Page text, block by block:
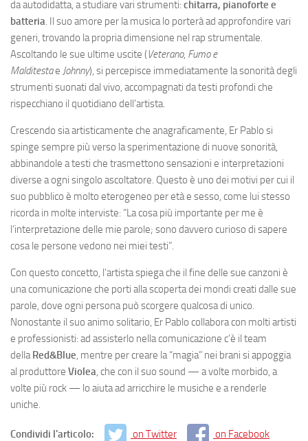
da autodidatta, a studiare vari strumenti: chitarra, pianoforte e
batteria. Il suo amore per la musica lo porterà ad approfondire vari
generi, trovando la propria dimensione nel rap strumentale.
Ascoltando le sue ultime uscite (Veterano, Fumo e
Malditestae Johnny), si percepisce immediatamente la sonorità degli
strumenti suonati dal vivo, accompagnati da testi profondi che
rispecchiano il quotidiano dell’artista.
Crescendo sia artisticamente che anagraficamente, Er Pablo si
spinge sempre più verso la sperimentazione di nuove sonorità,
abbinandole a testi che trasmettono sensazioni e interpretazioni
diverse a ogni singolo ascoltatore. Questo è uno dei motivi per cui il
suo pubblico è molto eterogeneo per età e sesso, come lui stesso
ricorda in molte interviste: “La cosa più importante per me è
l’interpretazione delle mie parole; sono davvero curioso di sapere
cosa le persone vedono nei miei testi”.
Con questo concetto, l’artista spiega che il fine delle sue canzoni è
una comunicazione che porti alla scoperta dei mondi creati dalle sue
parole, dove ogni persona può scorgere qualcosa di unico.
Nonostante il suo animo solitario, Er Pablo collabora con molti artisti
e professionisti: ad assisterlo nella comunicazione c’è il team
dellaRed&Blue, mentre per creare la “magia” nei brani si appoggia
al produttore Violea, che con il suo sound — a volte morbido, a
volte più rock — lo aiuta ad arricchire le musiche e a renderle
uniche.
Condividi l'articolo: on Twitter on Facebook